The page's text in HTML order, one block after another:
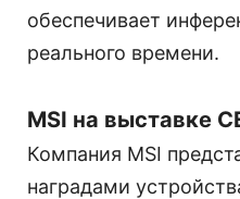
обеспечивает
реального времени.
MSI на выставке
Компания MSI
наградами